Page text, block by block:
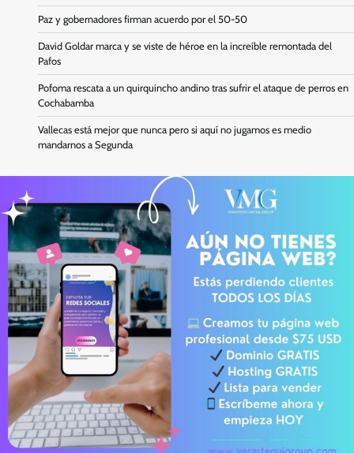
Paz y gobernadores firman acuerdo por el 50-50
David Goldar marca y se viste de héroe en la increíble remontada del
Pafos
Pofoma rescata a un quirquincho andino tras sufrir el ataque de perros en
Cochabamba
Vallecas está mejor que nunca pero si aquí no jugamos es medio
mandarnos a Segunda